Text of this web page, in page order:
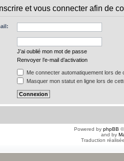
et vous connecter afin de
J’ai oublié mon mot de passe
Renvoyer l’e-mail d’activation
Me connecter automatiquement lors de
Masquer mon statut en ligne lors de
Powered by phpBB
and by
Traduction